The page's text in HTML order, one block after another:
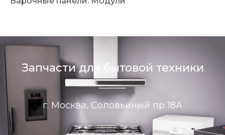
Запчасти для бытовой техники
г. Москва, Соловьиный пр 18А